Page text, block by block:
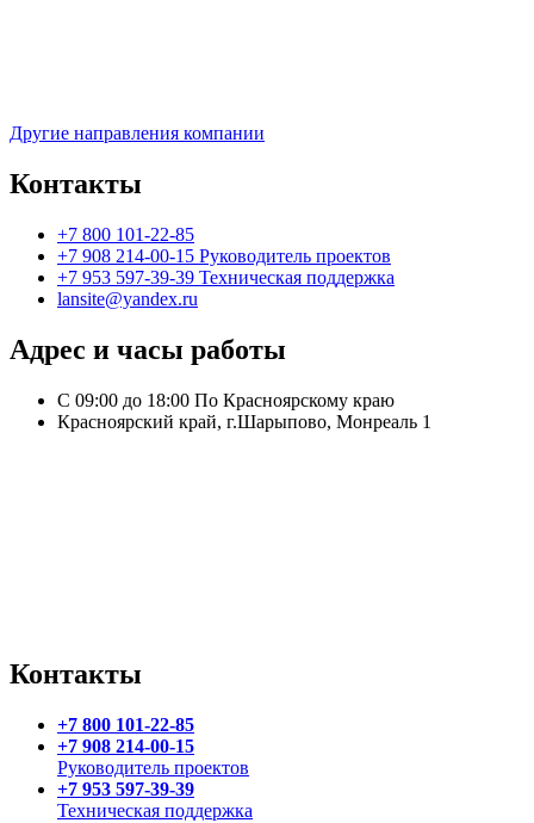
Другие направления компании
Контакты
+7 800 101-22-85
+7 908 214-00-15 Руководитель проектов
+7 953 597-39-39 Техническая поддержка
lansite@yandex.ru
Адрес и часы работы
С 09:00 до 18:00 По Красноярскому краю
Красноярский край, г.Шарыпово, Монреаль 1
Контакты
+7 800 101-22-85
+7 908 214-00-15
Руководитель проектов
+7 953 597-39-39
Техническая поддержка